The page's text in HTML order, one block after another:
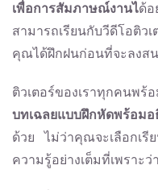
เพื่อการสัมภาษณ์งานได้อ
สามารถเรียนกับวีดีโอติว
คุณได้ฝึกฝนก่อนที่จะลงส
ติวเตอร์ของเราทุกคนพ
บทเฉลยแบบฝึกหัดพร้อมอ
ด้วย ไม่ว่าคุณจะเลือกเรี
ความรู้อย่างเต็มที่เพราะ